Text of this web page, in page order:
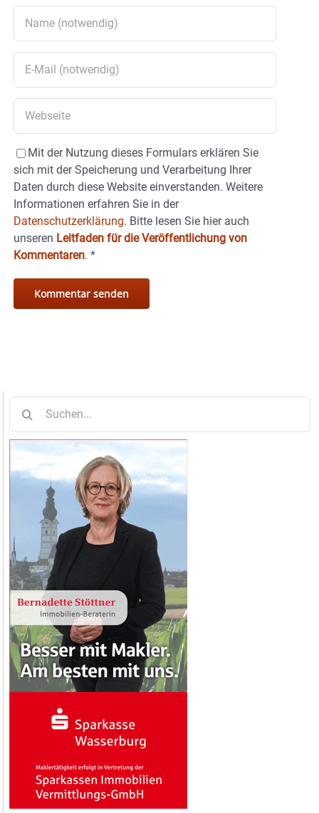
Mit der Nutzung dieses Formulars erklären Sie
sich mit der Speicherung und Verarbeitung Ihrer
Daten durch diese Website einverstanden. Weitere
Informationen erfahren Sie in der
Datenschutzerklärung. Bitte lesen Sie hier auch
unseren Leitfaden für die Veröffentlichung von
Kommentaren. *
nach: